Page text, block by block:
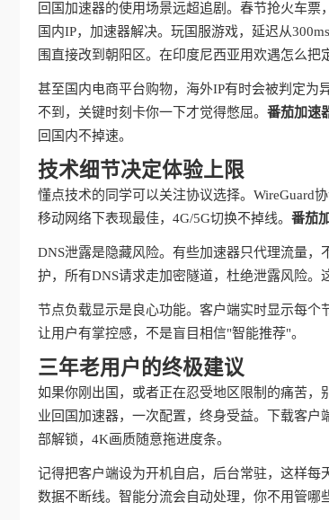
回国加速器的使用场景远超追剧。春节抢火车
国内IP，加速器解决。玩国服游戏，延迟从
围直接改到朝阳区。在印度尼西亚用欢遇怎么
甚至国内电商平台购物，海外IP有时会被判定为
不到，关键时刻卡你一下才觉得憋屈。 番茄加速
回国内不掉速。
技术细节决定体验上限
懂点技术的同学可以关注协议选择。WireGuard
移动网络下表现最佳，4G/5G切换不掉线。 番茄
DNS泄露是隐藏风险。有些加速器只代理流量，
护，所有DNS请求走加密隧道，杜绝泄露风险。
节点负载显示是良心功能。客户端实时显示每
让用户有掌控感，不是盲目相信"智能推荐"。
三年老用户的终极建议
如果你刚出国，或者正在忍受地区限制的痛苦
业回国加速器，一次配置，终身受益。下载客
部解锁，4K画质随意拖进度条。
记得把客户端设为开机自启，后台常驻，这样
数据不断线。智能分流会自动处理，你不用管哪